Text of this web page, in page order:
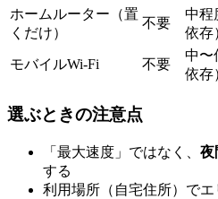
ホームルーター（置
くだけ）
不要
中程
依存
モバイルWi-Fi 不要
中〜
依存
選ぶときの注意点
「最大速度」ではなく、 夜
する
利用場所（自宅住所）で